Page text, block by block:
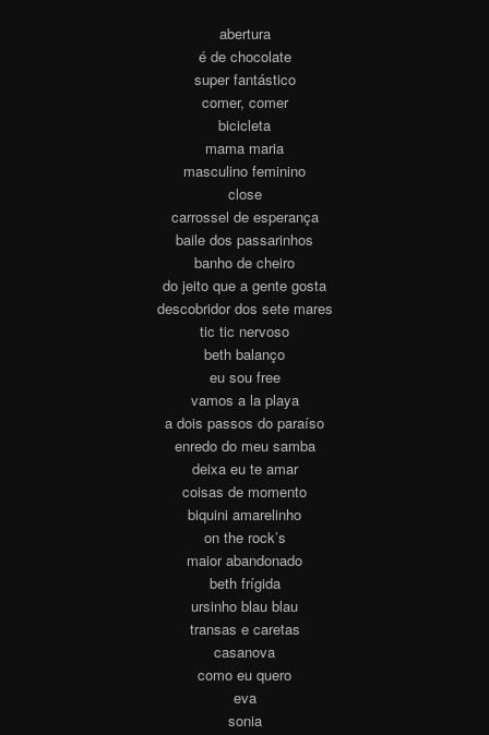
abertura
é de chocolate
super fantástico
comer, comer
bicicleta
mama maria
masculino feminino
close
carrossel de esperança
baile dos passarinhos
banho de cheiro
do jeito que a gente gosta
descobridor dos sete mares
tic tic nervoso
beth balanço
eu sou free
vamos a la playa
a dois passos do paraíso
enredo do meu samba
deixa eu te amar
coisas de momento
biquini amarelinho
on the rock’s
maior abandonado
beth frígida
ursinho blau blau
transas e caretas
casanova
como eu quero
eva
sonia